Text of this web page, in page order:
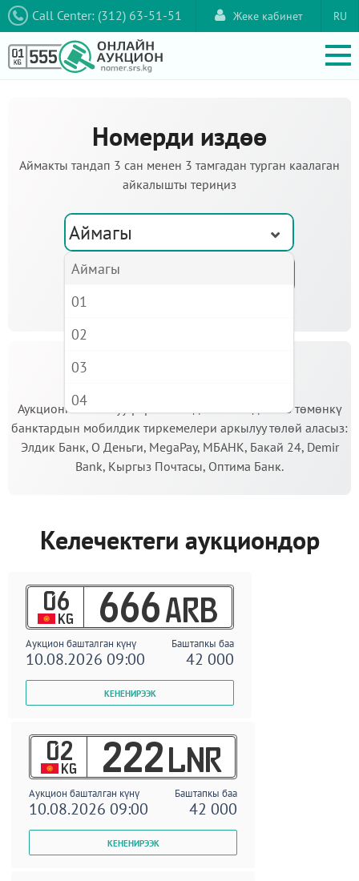
Call Center: (312) 63-51-51 RU
Жеке кабинет
Номерди издөө
Аймакты тандап 3 сан менен 3 тамгадан турган каалаган
айкалышты териңиз
Аймагы
Аукционго катышуу үчүн кепилдик салымды Сиз төмөнкү
банктардын мобилдик тиркемелери аркылуу төлөй аласыз:
Элдик Банк, О Деньги, MegaPay, МБАНК, Бакай 24, Demir
Bank, Кыргыз Почтасы, Оптима Банк.
Келечектеги аукциондор
06
KG 666 ARB
Аукцион башталган күнү Баштапкы баа
10.08.2026 09:00 42 000
02
KG 222 LNR
Аукцион башталган күнү Баштапкы баа
10.08.2026 09:00 42 000
Аймагы
01
02
03
04
05
06